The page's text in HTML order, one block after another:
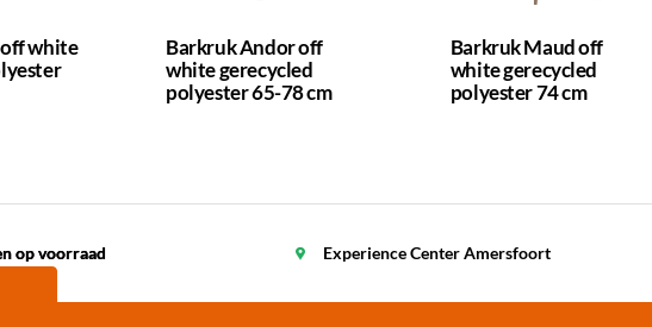
white
Barkruk Andor off
white gerecycled
polyester 65-78 cm
Barkruk Maud off
white gerecycled
polyester 74 cm
op voorraad Experience Center Amersfoort
op voorraad